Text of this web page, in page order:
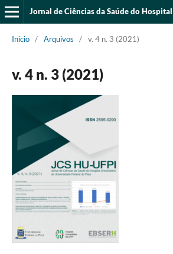
Início / Arquivos / v. 4 n. 3 (2021)
v. 4 n. 3 (2021)